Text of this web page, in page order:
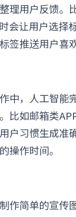
理用户反馈。
会让用户选择
签推送用户喜
中，人工智能
比如邮箱类
户习惯生成准
操作时间。
作简单的宣传